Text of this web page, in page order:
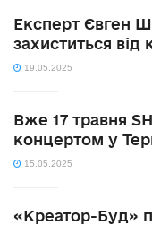
Експерт Євген
захиститься від
19.05.2025
Вже 17 травня
концертом у
15.05.2025
«Креатор-Буд»